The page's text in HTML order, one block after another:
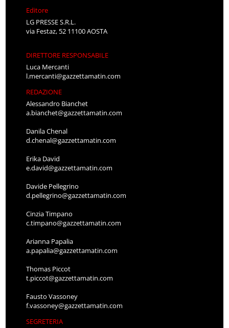
Editore
LG PRESSE S.R.L.
via Festaz, 52 11100 AOSTA
DIRETTORE RESPONSABILE
Luca Mercanti
l.mercanti@gazzettamatin.com
REDAZIONE
Alessandro Bianchet
a.bianchet@gazzettamatin.com
Danila Chenal
d.chenal@gazzettamatin.com
Erika David
e.david@gazzettamatin.com
Davide Pellegrino
d.pellegrino@gazzettamatin.com
Cinzia Timpano
c.timpano@gazzettamatin.com
Arianna Papalia
a.papalia@gazzettamatin.com
Thomas Piccot
t.piccot@gazzettamatin.com
Fausto Vassoney
f.vassoney@gazzettamatin.com
SEGRETERIA